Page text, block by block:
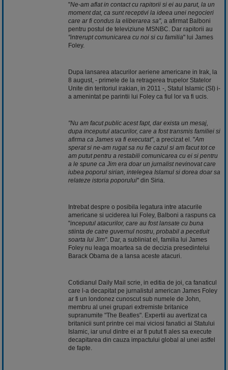
"Ne-am aflat in contact cu rapitorii si ei au parut, la un
moment dat, ca sunt receptivi la ideea unei negocieri
care ar fi condus la eliberarea sa", a afirmat Balboni
pentru postul de televiziune MSNBC. Dar rapitorii au
"intrerupt comunicarea cu noi si cu familia" lui James
Foley.
Dupa lansarea atacurilor aeriene americane in Irak, la
8 august, - primele de la retragerea trupelor Statelor
Unite din teritoriul irakian, in 2011 -, Statul Islamic (SI) i-
a amenintat pe parintii lui Foley ca fiul lor va fi ucis.
"Nu am facut public acest fapt, dar exista un mesaj,
dupa inceputul atacurilor, care a fost transmis familiei si
afirma ca James va fi executat", a precizat el. "Am
sperat si ne-am rugat sa nu fie cazul si am facut tot ce
am putut pentru a restabili comunicarea cu ei si pentru
a le spune ca Jim era doar un jurnalist nevinovat care
iubea poporul sirian, intelegea Islamul si dorea doar sa
relateze istoria poporului" din Siria.
Intrebat despre o posibila legatura intre atacurile
americane si uciderea lui Foley, Balboni a raspuns ca
"inceputul atacurilor, care au fost lansate cu buna
stiinta de catre guvernul nostru, probabil a pecetluit
soarta lui Jim". Dar, a subliniat el, familia lui James
Foley nu leaga moartea sa de decizia presedintelui
Barack Obama de a lansa aceste atacuri.
Cotidianul Daily Mail scrie, in editia de joi, ca fanaticul
care l-a decapitat pe jurnalistul american James Foley
ar fi un londonez cunoscut sub numele de John,
membru al unei grupari extremiste britanice
supranumite "The Beatles". Expertii au avertizat ca
britanicii sunt printre cei mai viciosi fanatici ai Statului
Islamic, iar unul dintre ei ar fi putut fi ales sa execute
decapitarea din cauza impactului global al unei astfel
de fapte.